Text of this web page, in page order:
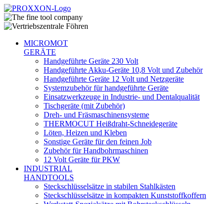
MICROMOT
GERÄTE
Handgeführte Geräte 230 Volt
Handgeführte Akku-Geräte 10,8 Volt und Zubehör
Handgeführte Geräte 12 Volt und Netzgeräte
Systemzubehör für handgeführte Geräte
Einsatzwerkzeuge in Industrie- und Dentalqualität
Tischgeräte (mit Zubehör)
Dreh- und Fräsmaschinensysteme
THERMOCUT Heißdraht-Schneidegeräte
Löten, Heizen und Kleben
Sonstige Geräte für den feinen Job
Zubehör für Handbohrmaschinen
12 Volt Geräte für PKW
INDUSTRIAL
HANDTOOLS
Steckschlüsselsätze in stabilen Stahlkästen
Steckschlüsselsätze in kompakten Kunststoffkoffern